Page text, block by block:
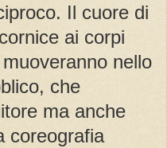
Il cuore di
ai corpi
nello
che
ma anche
coreografia